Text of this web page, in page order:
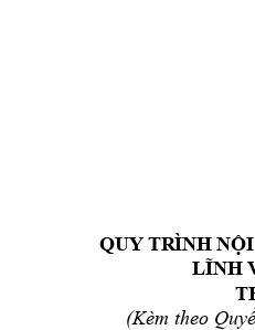
QUY TRÌNH NỘ
LĨNH
(Kèm theo